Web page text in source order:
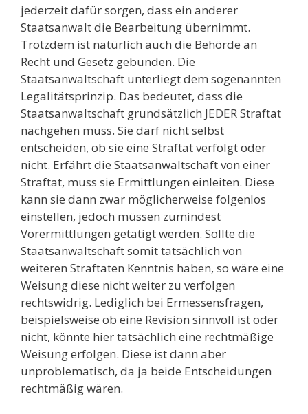
jederzeit dafür sorgen, dass ein anderer
Staatsanwalt die Bearbeitung übernimmt.
Trotzdem ist natürlich auch die Behörde an
Recht und Gesetz gebunden. Die
Staatsanwaltschaft unterliegt dem sogenannten
Legalitätsprinzip. Das bedeutet, dass die
Staatsanwaltschaft grundsätzlich JEDER Straftat
nachgehen muss. Sie darf nicht selbst
entscheiden, ob sie eine Straftat verfolgt oder
nicht. Erfährt die Staatsanwaltschaft von einer
Straftat, muss sie Ermittlungen einleiten. Diese
kann sie dann zwar möglicherweise folgenlos
einstellen, jedoch müssen zumindest
Vorermittlungen getätigt werden. Sollte die
Staatsanwaltschaft somit tatsächlich von
weiteren Straftaten Kenntnis haben, so wäre eine
Weisung diese nicht weiter zu verfolgen
rechtswidrig. Lediglich bei Ermessensfragen,
beispielsweise ob eine Revision sinnvoll ist oder
nicht, könnte hier tatsächlich eine rechtmäßige
Weisung erfolgen. Diese ist dann aber
unproblematisch, da ja beide Entscheidungen
rechtmäßig wären.